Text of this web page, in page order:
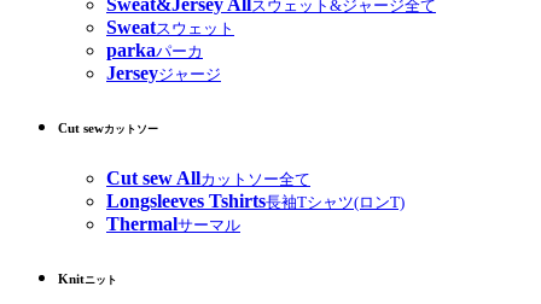
スウェット&ジャージ全て
Sweatスウェット
parkaパーカ
Jerseyジャージ
Cut sewカットソー
Cut sew Allカットソー全て
Longsleeves Tshirts長袖Tシャツ(ロンT)
Thermalサーマル
Knitニット